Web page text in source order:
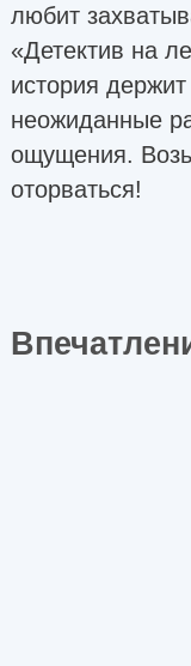
любит
«Детектив на
история
неожиданные
ощущения.
оторваться!